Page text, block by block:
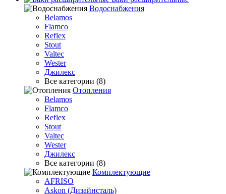
Водоснабжения
Belamos
Flamco
Reflex
Stout
Valtec
Wester
Джилекс
Все категории (8)
Отопления
Belamos
Flamco
Reflex
Stout
Valtec
Wester
Джилекс
Все категории (8)
Комплектующие
AFRISO
Askon (Дизайнсталь)